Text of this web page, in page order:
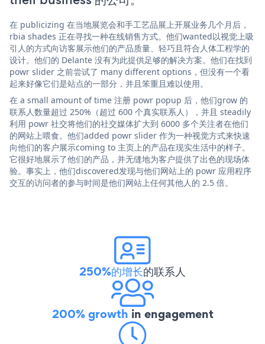
在 publicizing 在当地展览会和手工艺品展上开展业务几个月后，
rbia shades 正在寻找一种在线销售方式。他们wanted以视觉上吸
引人的方式向访客展示他们的产品质量、轻巧且符合人体工程学的
设计。他们的 Delante 没有为此提供足够的解决方案。他们在找到
powr slider 之前尝试了 many different options，但没有一个看
起来好像它们是站点的一部分，并且笨重且难以使用。
在 a small amount of time 注册 powr popup 后，他们grow 的
联系人数量超过 250%（超过 600 个真实联系人），并且 steadily
利用 powr 社交将他们的社交媒体扩大到 6000 多个关注者在他们
的网站上喂食。他们added powr slider 作为一种视觉方式来快速
向他们的客户展示coming to 主页上的产品在现实生活中的样子。
它很好地展示了他们的产品，并无缝地为客户提供了出色的现场体
验。事实上，他们discovered发现与他们网站上的 powr 应用程序
交互的访问者的参与时间是他们网站上任何其他人的 2.5 倍。
250%的增长的联系人
200% growth in engagement